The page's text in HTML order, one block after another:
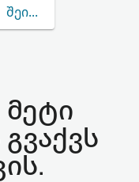
ᲨᲔᲘᲢᲧᲕᲔᲗ ᲛᲔᲢᲘ